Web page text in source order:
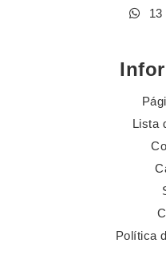
13
Lista
Política